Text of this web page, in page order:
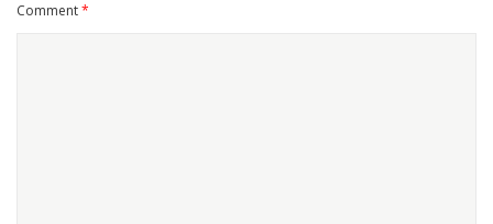
Comment*